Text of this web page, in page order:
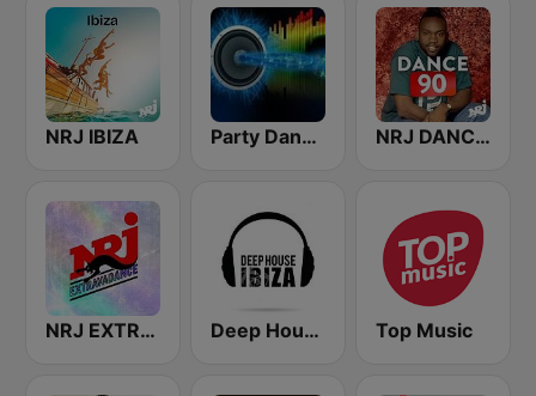
NRJ IBIZA Party Dance Radio NRJ DANCE 90
NRJ EXTRAVADANCE Deep House Ibiza Top Music